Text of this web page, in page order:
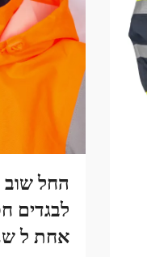
לבגדים
אחת ל